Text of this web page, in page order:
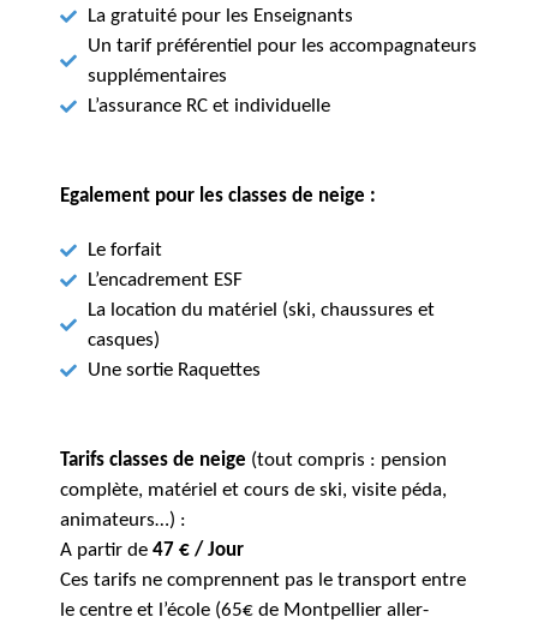
La gratuité pour les Enseignants
Un tarif préférentiel pour les accompagnateurs
supplémentaires
L’assurance RC et individuelle
Egalement pour les classes de neige :
Le forfait
L’encadrement ESF
La location du matériel (ski, chaussures et
casques)
Une sortie Raquettes
Tarifs classes de neige (tout compris : pension
complète, matériel et cours de ski, visite péda,
animateurs…) :
A partir de 47 € / Jour
Ces tarifs ne comprennent pas le transport entre
le centre et l’école (65€ de Montpellier aller-